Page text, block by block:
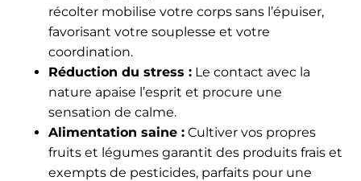
récolter mobilise votre corps sans l’épuiser,
favorisant votre souplesse et votre
coordination.
Réduction du stress : Le contact avec la
nature apaise l’esprit et procure une
sensation de calme.
Alimentation saine : Cultiver vos propres
fruits et légumes garantit des produits frais et
exempts de pesticides, parfaits pour une